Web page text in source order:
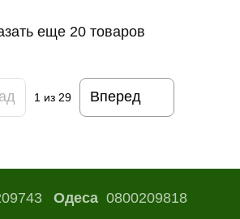
еще 20 товаров
1 из 29 Вперед
Одеса0800209818